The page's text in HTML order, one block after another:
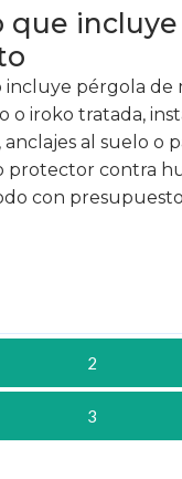
2
3
que
incluye pérgola de
o iroko tratada,
al suelo o
protector contra
con